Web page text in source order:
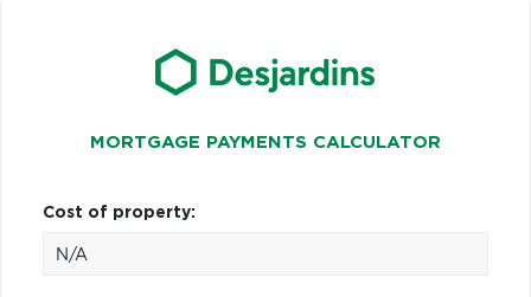
MORTGAGE PAYMENTS CALCULATOR
Cost of property: